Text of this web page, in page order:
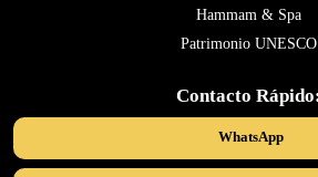
Hammam & Spa
Patrimonio UNESCO
Contacto
WhatsApp